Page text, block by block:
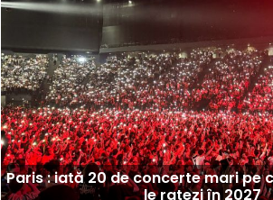
Paris : iată 20 de concerte mari pe
le ratezi în 2027